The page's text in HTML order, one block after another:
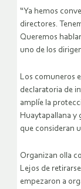
“Ya hemos
directores.
Queremos
uno de los
Los comuneros
declaratoria de
amplíe la
Huaytapallana y
que consideran
Organizan olla
Lejos de
empezaron a